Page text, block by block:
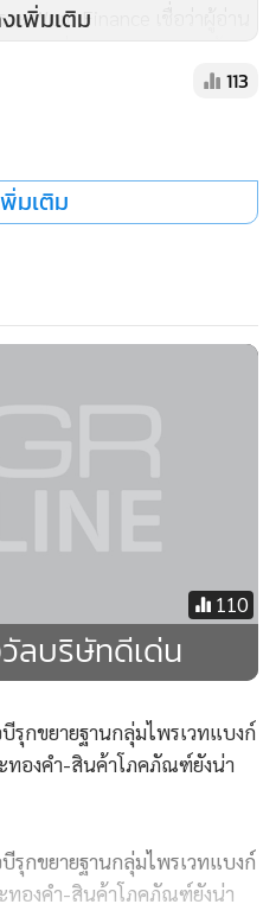
าะ Word Finance เชื่อว่าผู้อ่าน
Awards เป็นองค์กรอิสระที่ไม่
เพิ่มเติม
113
มเติม
110
ลบริษัทดีเด่น
รุกขยายฐานกลุ่มไพรเวทแบงก์
ทองคำ-สินค้าโภคภัณฑ์ยังน่า
รุกขยายฐานกลุ่มไพรเวทแบงก์
ทองคำ-สินค้าโภคภัณฑ์ยังน่า